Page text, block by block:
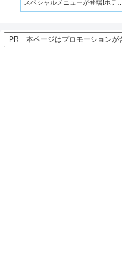
スペシャルメニューが登場!ホテル
PR 本ページはプロモーションが